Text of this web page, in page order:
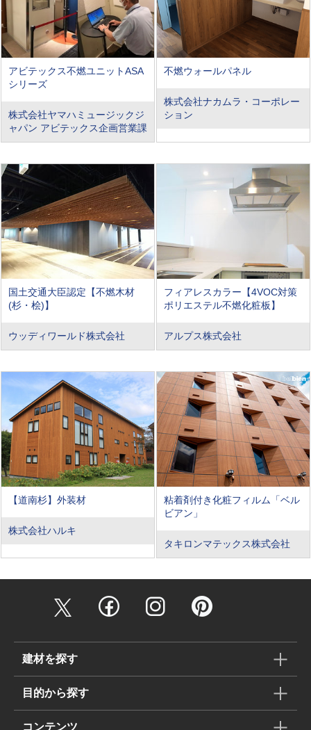
アビテックス不燃ユニットASA
シリーズ
株式会社ヤマハミュージックジ
ャパン アビテックス企画営業課
不燃ウォールパネル
株式会社ナカムラ・コーポレー
ション
国土交通大臣認定【不燃木材
(杉・桧)】
ウッディワールド株式会社
フィアレスカラー【4VOC対策
ポリエステル不燃化粧板】
アルプス株式会社
【道南杉】外装材
株式会社ハルキ
粘着剤付き化粧フィルム「ベル
ビアン」
タキロンマテックス株式会社
建材を探す
目的から探す
コンテンツ